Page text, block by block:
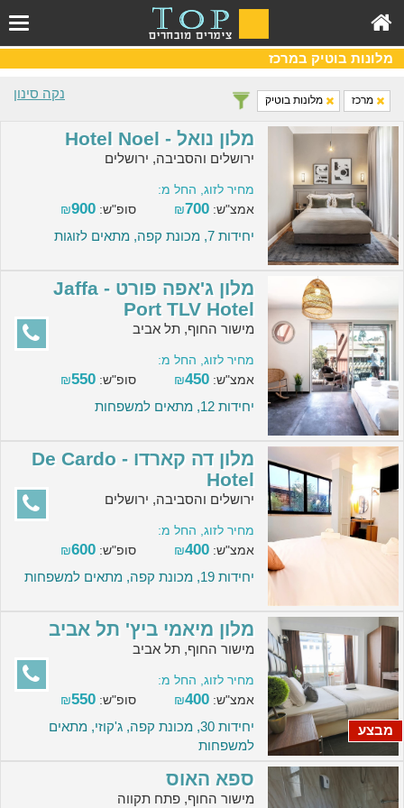
מלונות בוטיק במרכז
נקה סינון מרכז מלונות בוטיק
מלון נואל - Hotel Noel
ירושלים והסביבה, ירושלים
מחיר לזוג, החל מ:
אמצ"ש:
₪700 סופ"ש: ₪900
יחידות 7, מכונת קפה, מתאים לזוגות
מלון ג'אפה פורט - Jaffa
Port TLV Hotel
מישור החוף, תל אביב
מחיר לזוג, החל מ:
אמצ"ש:
₪450 סופ"ש: ₪550
יחידות 12, מתאים למשפחות
מלון דה קארדו - De Cardo
Hotel
ירושלים והסביבה, ירושלים
מחיר לזוג, החל מ:
אמצ"ש:
₪400 סופ"ש: ₪600
יחידות 19, מכונת קפה, מתאים למשפחות
מבצע
מלון מיאמי ביץ' תל אביב
מישור החוף, תל אביב
מחיר לזוג, החל מ:
אמצ"ש:
₪400 סופ"ש: ₪550
יחידות 30, מכונת קפה, ג'קוזי, מתאים
למשפחות
ספא האוס
מישור החוף, פתח תקווה